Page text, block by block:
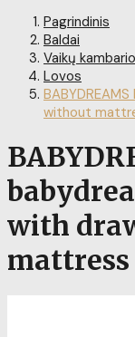
Pagrindinis
Baldai
Vaikų
Lovos
without
with
mattress